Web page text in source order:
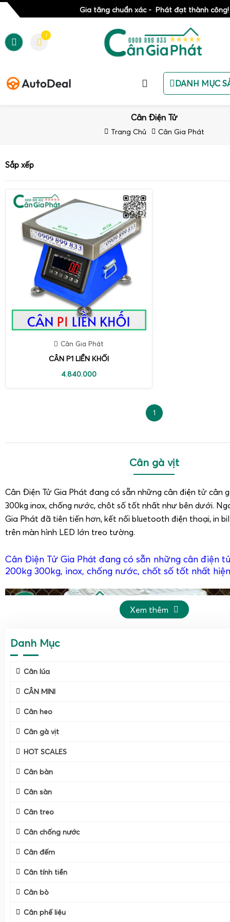
Gia tăng chuẩn xác - Phát đạt thành công!
1
DANH MỤC
Cân Điện Tử
Trang Chủ Cân Gia Phát
Danh Mục
Cân lúa
CÂN MINI
Cân heo
Cân gà vịt
HOT SCALES
Cân bàn
Cân sàn
Cân treo
Cân chống nước
Cân đếm
Cân tính tiền
Cân bò
Cân phế liệu
Sắp xếp
Cân Gia Phát
CÂN P1 LIỀN KHỐI
4.840.000
1
Cân gà vịt
Cân Điện Tử Gia Phát đang có sẵn những cân điện tử cân
300kg inox, chống nước, chôt số tốt nhất như bên dưới.
Gia Phát đã tiên tiến hơn, kết nối bluetooth điện thoại, in
trên màn hình LED lớn treo tường.
Cân Điện Tử Gia Phát đang có sẵn những cân điện
200kg 300kg, inox, chống nước, chốt số tốt nhất
nay với trọng lượng tối đa 100kg, 200kg và 300kg, thiết kế
Xem thêm